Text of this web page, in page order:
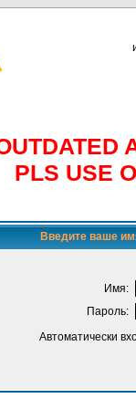
PLS USE
Введите ваше
Имя:
Пароль:
Автоматически